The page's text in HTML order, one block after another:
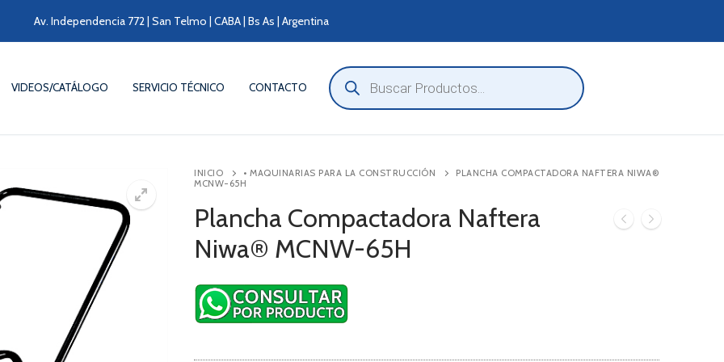
Av. Independencia 772 | San Telmo | CABA | Bs As | Argentina
VIDEOS/CATÁLOGO SERVICIO TÉCNICO CONTACTO
Búsqueda
de
productos
INICIO • MAQUINARIAS PARA LA CONSTRUCCIÓN
PLANCHA COMPACTADORA NAFTERA NIWA®
MCNW-65H
Plancha Compactadora Naftera
Niwa® MCNW-65H